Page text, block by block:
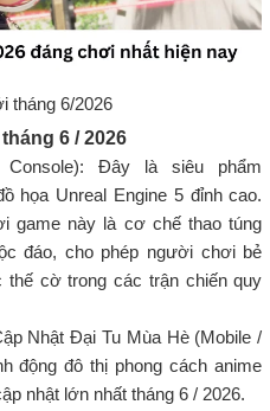
tháng 6/2026
6 / 2026
Đây là siêu phẩm
họa Unreal Engine 5 đỉnh cao.
game này là cơ chế thao túng
đáo, cho phép người chơi bẻ
cờ trong các trận chiến quy
Nhật Đại Tu Mùa Hè (Mobile /
động đô thị phong cách anime
nhật lớn nhất tháng 6 / 2026.